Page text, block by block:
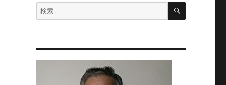
検
索:
検